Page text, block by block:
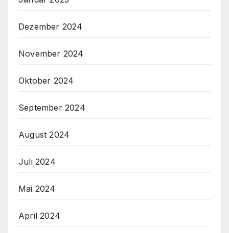
Dezember 2024
November 2024
Oktober 2024
September 2024
August 2024
Juli 2024
Mai 2024
April 2024